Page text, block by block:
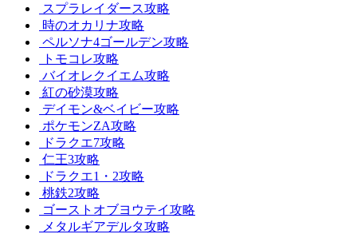
スプラレイダース攻略
時のオカリナ攻略
ペルソナ4ゴールデン攻略
トモコレ攻略
バイオレクイエム攻略
紅の砂漠攻略
デイモン&ベイビー攻略
ポケモンZA攻略
ドラクエ7攻略
仁王3攻略
ドラクエ1・2攻略
桃鉄2攻略
ゴーストオブヨウテイ攻略
メタルギアデルタ攻略